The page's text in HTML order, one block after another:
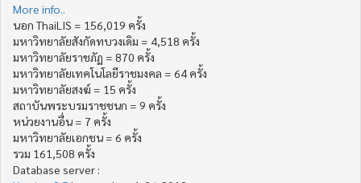
More info..
นอก ThaiLIS = 156,019 ครั้ง
มหาวิทยาลัยสังกัดทบวงเดิม = 4,518 ครั้ง
มหาวิทยาลัยราชภัฏ = 870 ครั้ง
มหาวิทยาลัยเทคโนโลยีราชมงคล = 64 ครั้ง
มหาวิทยาลัยสงฆ์ = 15 ครั้ง
สถาบันพระบรมราชชนก = 9 ครั้ง
หน่วยงานอื่น = 7 ครั้ง
มหาวิทยาลัยเอกชน = 6 ครั้ง
รวม 161,508 ครั้ง
Database server :